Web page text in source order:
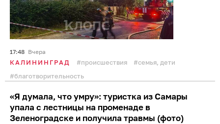
17:48 Вчера
КАЛИНИНГРАД происшествия
семья, дети
благотворительность
«Я думала, что умру»: туристка из Самары
упала с лестницы на променаде в
Зеленоградске и получила травмы (фото)